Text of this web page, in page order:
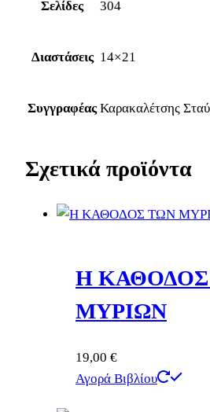
Σελίδες 304
Διαστάσεις 14×21
Συγγραφέας Καρακαλέτσης
Σχετικά προϊόντα
Η
ΜΥΡΙΩΝ
19,00 €
Αγορά Βιβλίου